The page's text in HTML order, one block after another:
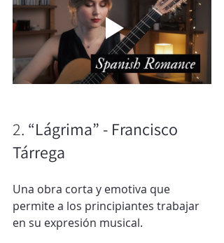
2. “Lágrima” - Francisco
Tárrega
Una obra corta y emotiva que
permite a los principiantes trabajar
en su expresión musical.